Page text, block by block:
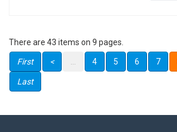
There are 43 items on 9 pages.
First < … 4 5 6 7
Last